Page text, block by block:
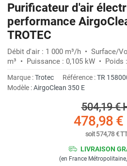
Purificateur d'air
performance
TROTEC
Débit d'air : 1 000 m³/h • Surface/
m³ • Puissance : 0,105 kW • Poids
Marque :Trotec Référence :TR
Modèle :AirgoClean 350 E
504,19 €
478,98 €
soit574,78 €
LIVRAISON
(en France